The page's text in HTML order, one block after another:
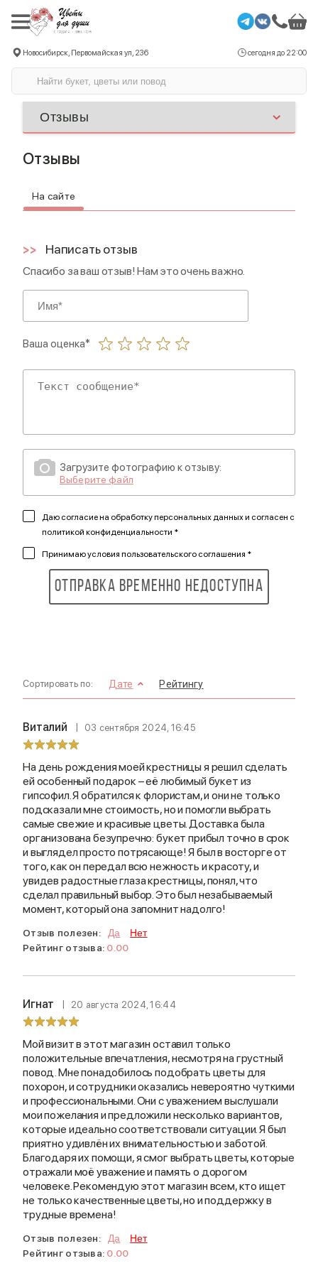
Новосибирск, Первомайская ул, 236 сегодня до 22:00
Отзывы
На сайте
Написать отзыв
Спасибо за ваш отзыв! Нам это очень важно.
Ваша оценка*
Загрузите фотографию к отзыву:
Выберите файл
Даю согласие на обработку персональных данных и согласен с
политикой конфиденциальности *
Принимаюусловия пользовательского соглашения *
Отправка временно недоступна
Сортировать по: Дате Рейтингу
Виталий 03 сентября 2024, 16:45
На день рождения моей крестницы я решил сделать
ей особенный подарок – её любимый букет из
гипсофил. Я обратился к флористам, и они не только
подсказали мне стоимость, но и помогли выбрать
самые свежие и красивые цветы. Доставка была
организована безупречно: букет прибыл точно в срок
и выглядел просто потрясающе! Я был в восторге от
того, как он передал всю нежность и красоту, и
увидев радостные глаза крестницы, понял, что
сделал правильный выбор. Это был незабываемый
момент, который она запомнит надолго!
Отзыв полезен: Да
Нет
Рейтинг отзыва: 0.00
Игнат 20 августа 2024, 16:44
Мой визит в этот магазин оставил только
положительные впечатления, несмотря на грустный
повод. Мне понадобилось подобрать цветы для
похорон, и сотрудники оказались невероятно чуткими
и профессиональными. Они с уважением выслушали
мои пожелания и предложили несколько вариантов,
которые идеально соответствовали ситуации. Я был
приятно удивлён их внимательностью и заботой.
Благодаря их помощи, я смог выбрать цветы, которые
отражали моё уважение и память о дорогом
человеке. Рекомендую этот магазин всем, кто ищет
не только качественные цветы, но и поддержку в
трудные времена!
Отзыв полезен: Да
Нет
Рейтинг отзыва: 0.00